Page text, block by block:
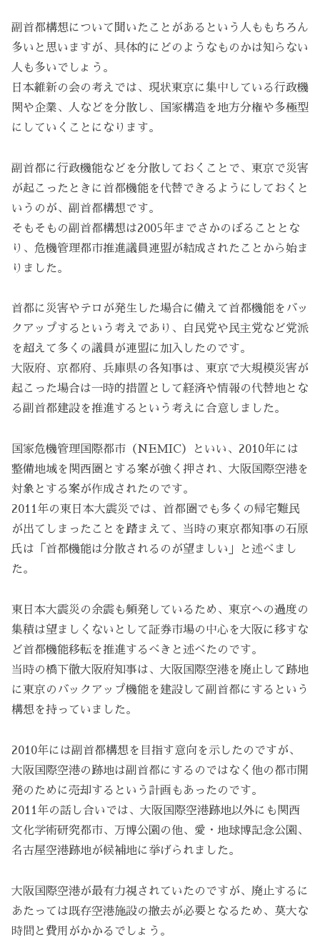
副首都構想について聞いたことがあるという人ももちろん
多いと思いますが、具体的にどのようなものかは知らない
人も多いでしょう。
日本維新の会の考えでは、現状東京に集中している行政機
関や企業、人などを分散し、国家構造を地方分権や多極型
にしていくことになります。
副首都に行政機能などを分散しておくことで、東京で災害
が起こったときに首都機能を代替できるようにしておくと
いうのが、副首都構想です。
そもそもの副首都構想は2005年までさかのぼることとな
り、危機管理都市推進議員連盟が結成されたことから始ま
りました。
首都に災害やテロが発生した場合に備えて首都機能をバッ
クアップするという考えであり、自民党や民主党など党派
を超えて多くの議員が連盟に加入したのです。
大阪府、京都府、兵庫県の各知事は、東京で大規模災害が
起こった場合は一時的措置として経済や情報の代替地とな
る副首都建設を推進するという考えに合意しました。
国家危機管理国際都市（NEMIC）といい、2010年には
整備地域を関西圏とする案が強く押され、大阪国際空港を
対象とする案が作成されたのです。
2011年の東日本大震災では、首都圏でも多くの帰宅難民
が出てしまったことを踏まえて、当時の東京都知事の石原
氏は「首都機能は分散されるのが望ましい」と述べまし
た。
東日本大震災の余震も頻発しているため、東京への過度の
集積は望ましくないとして証券市場の中心を大阪に移すな
ど首都機能移転を推進するべきと述べたのです。
当時の橋下徹大阪府知事は、大阪国際空港を廃止して跡地
に東京のバックアップ機能を建設して副首都にするという
構想を持っていました。
2010年には副首都構想を目指す意向を示したのですが、
大阪国際空港の跡地は副首都にするのではなく他の都市開
発のために売却するという計画もあったのです。
2011年の話し合いでは、大阪国際空港跡地以外にも関西
文化学術研究都市、万博公園の他、愛・地球博記念公園、
名古屋空港跡地が候補地に挙げられました。
大阪国際空港が最有力視されていたのですが、廃止するに
あたっては既存空港施設の撤去が必要となるため、莫大な
時間と費用がかかるでしょう。